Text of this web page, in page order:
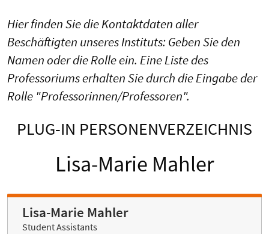
Hier finden Sie die Kontaktdaten aller
Beschäftigten unseres Instituts: Geben Sie den
Namen oder die Rolle ein. Eine Liste des
Professoriums erhalten Sie durch die Eingabe der
Rolle "Professorinnen/Professoren".
PLUG-IN PERSONENVERZEICHNIS
Lisa-Marie Mahler
Lisa-Marie Mahler
Student Assistants